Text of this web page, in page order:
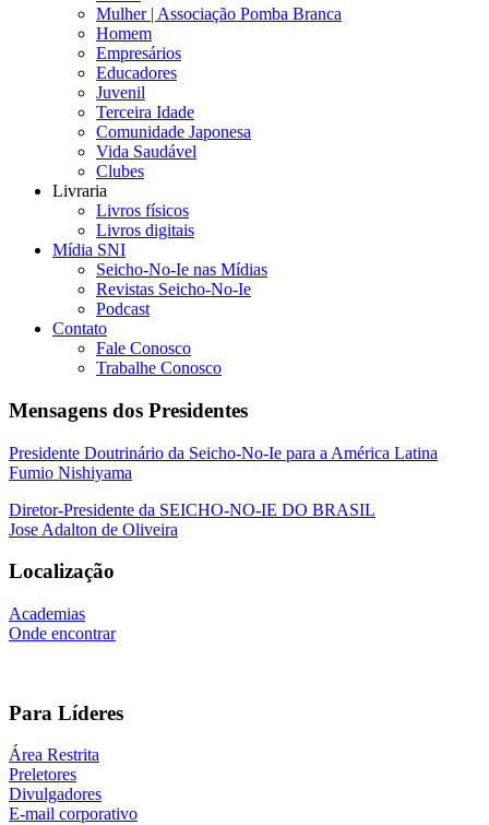
Mulher | Associação Pomba Branca
Homem
Empresários
Educadores
Juvenil
Terceira Idade
Comunidade Japonesa
Vida Saudável
Clubes
Livraria
Livros físicos
Livros digitais
Mídia SNI
Seicho-No-Ie nas Mídias
Revistas Seicho-No-Ie
Podcast
Contato
Fale Conosco
Trabalhe Conosco
Mensagens dos Presidentes
Presidente Doutrinário da Seicho-No-Ie para a América Latina
Fumio Nishiyama
Diretor-Presidente da SEICHO-NO-IE DO BRASIL
Jose Adalton de Oliveira
Localização
Academias
Onde encontrar
Para Líderes
Área Restrita
Preletores
Divulgadores
E-mail corporativo